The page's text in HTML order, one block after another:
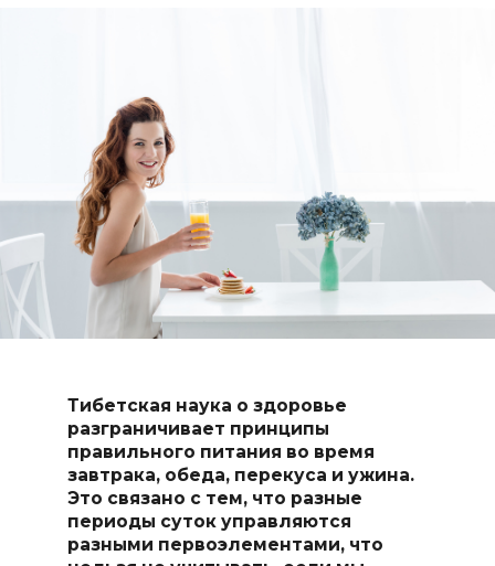
Тибетская наука о здоровье
разграничивает принципы
правильного питания во время
завтрака, обеда, перекуса и ужина.
Это связано с тем, что разные
периоды суток управляются
разными первоэлементами, что